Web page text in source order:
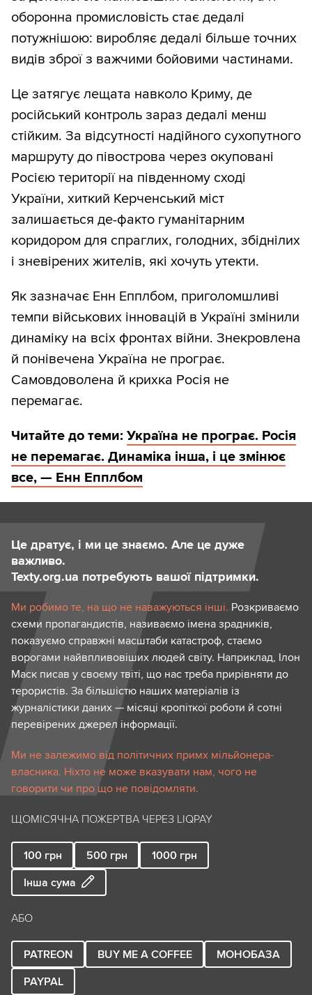
оборонна промисловість стає дедалі
потужнішою: виробляє дедалі більше точних
видів зброї з важчими бойовими частинами.
Це затягує лещата навколо Криму, де
російський контроль зараз дедалі менш
стійким. За відсутності надійного сухопутного
маршруту до півострова через окуповані
Росією території на південному сході
України, хиткий Керченський міст
залишається де-факто гуманітарним
коридором для спраглих, голодних, збіднілих
і зневірених жителів, які хочуть утекти.
Як зазначає Енн Епплбом, приголомшливі
темпи військових інновацій в Україні змінили
динаміку на всіх фронтах війни. Знекровлена
й понівечена Україна не програє.
Самовдоволена й крихка Росія не
перемагає.
Читайте до теми: Україна не програє. Росія
не перемагає. Динаміка інша, і це змінює
все, — Енн Епплбом
Це дратує, і ми це знаємо. Але це дуже
важливо.
Texty.org.ua потребують вашої підтримки.
Ми робимо те, на що не наважуються інші. Розкриваємо
схеми пропагандистів, називаємо імена зрадників,
показуємо справжні масштаби катастроф, стаємо
ворогами найвпливовіших людей світу. Наприклад, Ілон
Маск писав у своєму твіті, що нас треба прирівняти до
терористів. За більшістю наших матеріалів із
журналістики даних — місяці кропіткої роботи й сотні
перевірених джерел інформації.
Ми не залежимо від політичних примх мільйонера-
власника. Ніхто не може вказувати нам, чого не
говорити чи про що не повідомляти.
ЩОМІСЯЧНА ПОЖЕРТВА ЧЕРЕЗ LIQPAY
100 грн 500 грн 1000 грн
Інша сума
АБО
PATREON BUY ME A COFFEE
МОНОБАЗА
PAYPAL